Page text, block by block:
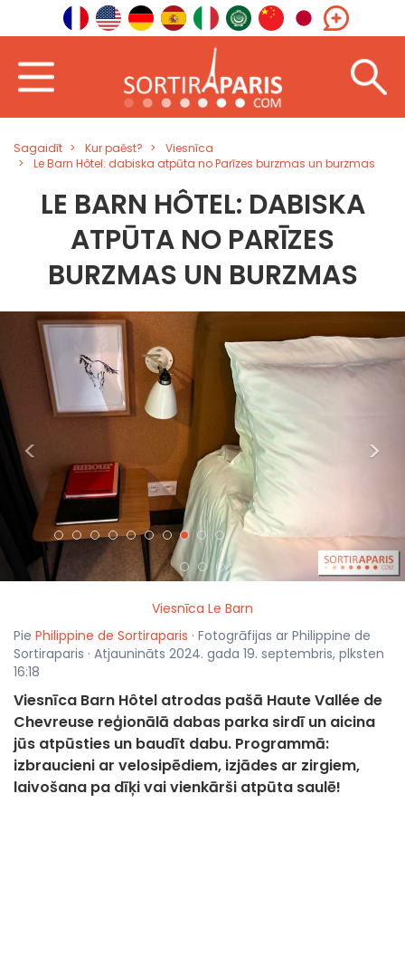
Sagaidīt Kur paēst?
Viesnīca
Le Barn Hôtel: dabiska atpūta no Parīzes burzmas un burzmas
LE BARN HÔTEL: DABISKA
ATPŪTA NO PARĪZES
BURZMAS UN BURZMAS
< >
Viesnīca Le Barn
Pie Philippine de Sortiraparis · Fotogrāfijas ar Philippine de
Sortiraparis · Atjaunināts 2024. gada 19. septembris, plksten
16:18
Viesnīca Barn Hôtel atrodas pašā Haute Vallée de
Chevreuse reģionālā dabas parka sirdī un aicina
jūs atpūsties un baudīt dabu. Programmā:
izbraucieni ar velosipēdiem, izjādes ar zirgiem,
laivošana pa dīķi vai vienkārši atpūta saulē!